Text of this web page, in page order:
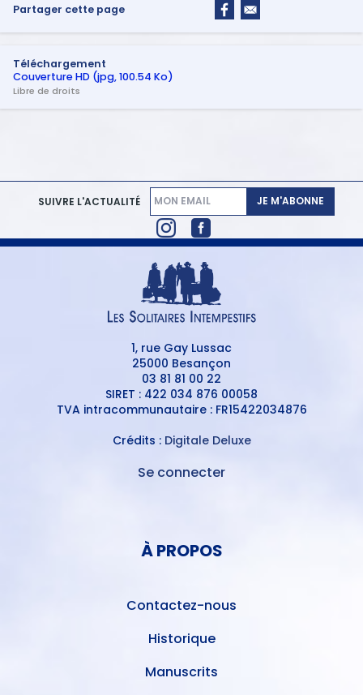
Partager cette page
Téléchargement
Couverture HD (jpg, 100.54 Ko)
Libre de droits
SUIVRE L'ACTUALITÉ JE M'ABONNE
1, rue Gay Lussac
25000 Besançon
03 81 81 00 22
SIRET : 422 034 876 00058
TVA intracommunautaire : FR15422034876
Crédits : Digitale Deluxe
Se connecter
À PROPOS
Contactez-nous
Historique
Manuscrits